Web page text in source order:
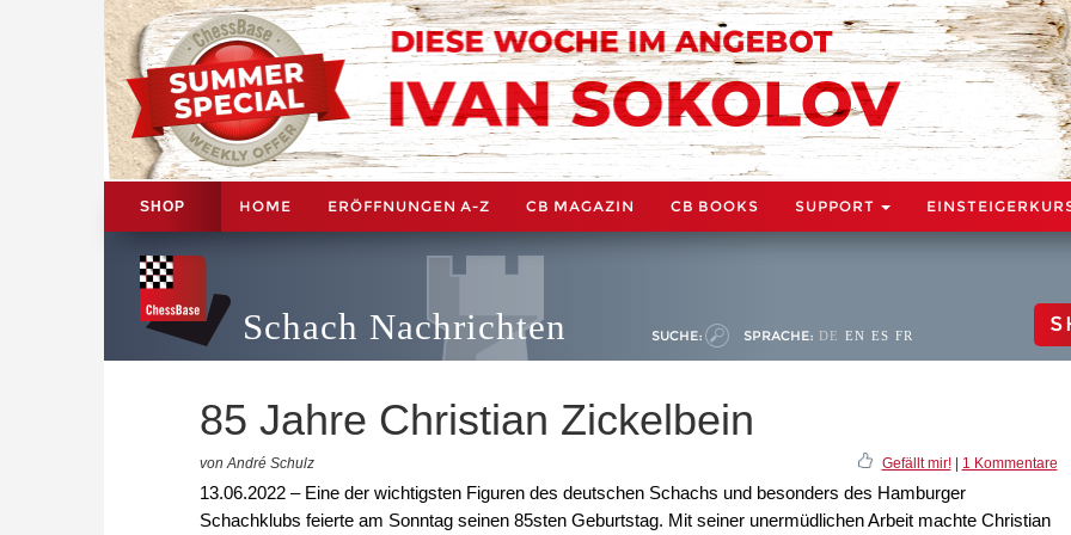
SHOP HOME ERÖFFNUNGEN A-Z CB MAGAZIN CB BOOKS SUPPORT
Schach Nachrichten SUCHE: SPRACHE: DE EN ES FR
85 Jahre Christian Zickelbein
von André Schulz Gefällt mir!| 1 Kommentare
13.06.2022 – Eine der wichtigsten Figuren des deutschen Schachs und besonders des Hamburger
Schachklubs feierte am Sonntag seinen 85sten Geburtstag. Mit seiner unermüdlichen Arbeit machte Christian